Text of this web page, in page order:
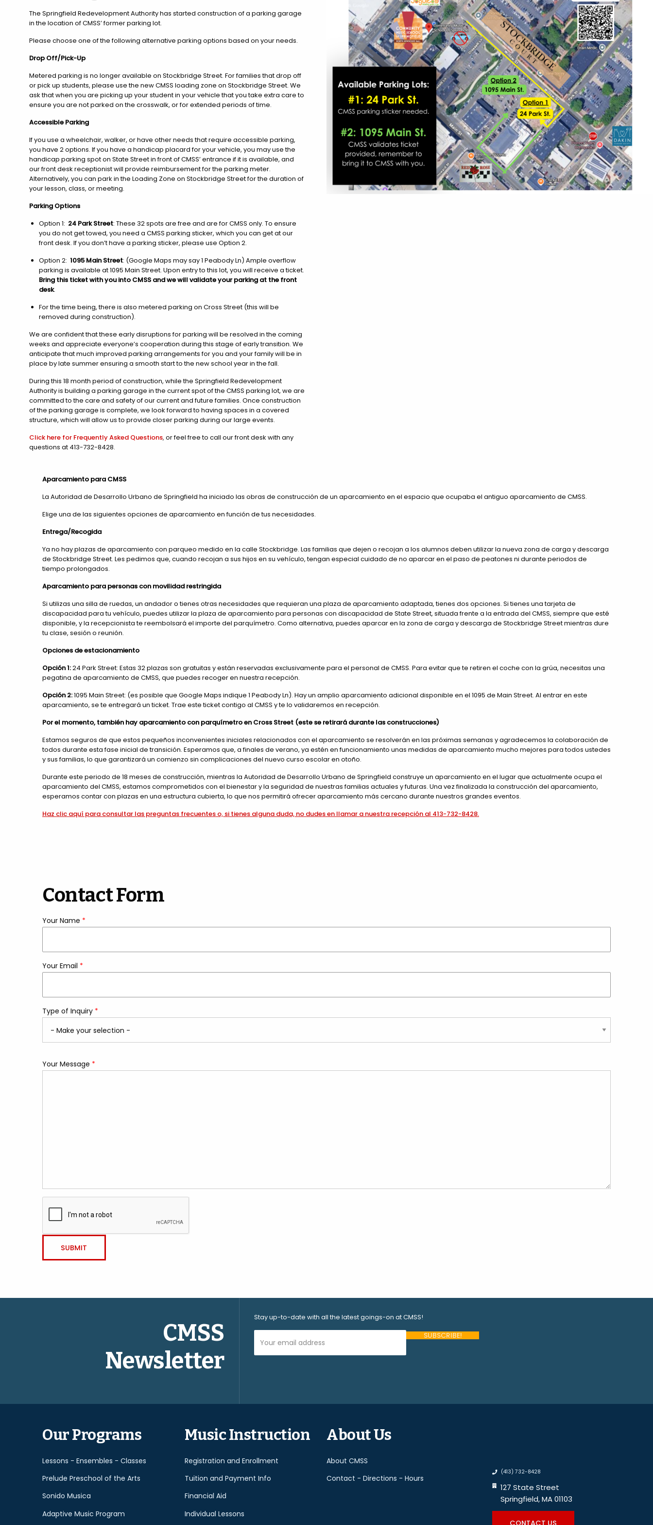
The Springfield Redevelopment Authority has started construction of a parking garage
in the location of CMSS’ former parking lot.
Please choose one of the following alternative parking options based on your needs.
Drop Off/Pick-Up
Metered parking is no longer available on Stockbridge Street. For families that drop off
or pick up students, please use the new CMSS loading zone on Stockbridge Street. We
ask that when you are picking up your student in your vehicle that you take extra care to
ensure you are not parked on the crosswalk, or for extended periods of time.
Accessible Parking
If you use a wheelchair, walker, or have other needs that require accessible parking,
you have 2 options. If you have a handicap placard for your vehicle, you may use the
handicap parking spot on State Street in front of CMSS’ entrance if it is available, and
our front desk receptionist will provide reimbursement for the parking meter.
Alternatively, you can park in the Loading Zone on Stockbridge Street for the duration of
your lesson, class, or meeting.
Parking Options
Option 1: 24 Park Street: These 32 spots are free and are for CMSS only. To ensure
you do not get towed, you need a CMSS parking sticker, which you can get at our
front desk. If you don’t have a parking sticker, please use Option 2.
Option 2: 1095 Main Street: (Google Maps may say 1 Peabody Ln) Ample overflow
parking is available at 1095 Main Street. Upon entry to this lot, you will receive a ticket.
Bring this ticket with you into CMSS and we will validate your parking at the front
desk.
For the time being, there is also metered parking on Cross Street (this will be
removed during construction).
We are confident that these early disruptions for parking will be resolved in the coming
weeks and appreciate everyone’s cooperation during this stage of early transition. We
anticipate that much improved parking arrangements for you and your family will be in
place by late summer ensuring a smooth start to the new school year in the fall.
During this 18 month period of construction, while the Springfield Redevelopment
Authority is building a parking garage in the current spot of the CMSS parking lot, we are
committed to the care and safety of our current and future families. Once construction
of the parking garage is complete, we look forward to having spaces in a covered
structure, which will allow us to provide closer parking during our large events.
Click here for Frequently Asked Questions, or feel free to call our front desk with any
questions at 413-732-8428.
Aparcamiento para CMSS
La Autoridad de Desarrollo Urbano de Springfield ha iniciado las obras de construcción de un aparcamiento en el espacio que ocupaba el antiguo aparcamiento de CMSS.
Elige una de las siguientes opciones de aparcamiento en función de tus necesidades.
Entrega/Recogida
Ya no hay plazas de aparcamiento con parqueo medido en la calle Stockbridge. Las familias que dejen o recojan a los alumnos deben utilizar la nueva zona de carga y descarga
de Stockbridge Street. Les pedimos que, cuando recojan a sus hijos en su vehículo, tengan especial cuidado de no aparcar en el paso de peatones ni durante periodos de
tiempo prolongados.
Aparcamiento para personas con movilidad restringida
Si utilizas una silla de ruedas, un andador o tienes otras necesidades que requieran una plaza de aparcamiento adaptada, tienes dos opciones. Si tienes una tarjeta de
discapacidad para tu vehículo, puedes utilizar la plaza de aparcamiento para personas con discapacidad de State Street, situada frente a la entrada del CMSS, siempre que esté
disponible, y la recepcionista te reembolsará el importe del parquímetro. Como alternativa, puedes aparcar en la zona de carga y descarga de Stockbridge Street mientras dure
tu clase, sesión o reunión.
Opciones de estacionamiento
Opción 1:24 Park Street: Estas 32 plazas son gratuitas y están reservadas exclusivamente para el personal de CMSS. Para evitar que te retiren el coche con la grúa, necesitas una
pegatina de aparcamiento de CMSS, que puedes recoger en nuestra recepción.
Opción 2:1095 Main Street: (es posible que Google Maps indique 1 Peabody Ln). Hay un amplio aparcamiento adicional disponible en el 1095 de Main Street. Al entrar en este
aparcamiento, se te entregará un ticket. Trae este ticket contigo al CMSS y te lo validaremos en recepción.
Por el momento, también hay aparcamiento con parquímetro en Cross Street (este se retirará durante las construcciones)
Estamos seguros de que estos pequeños inconvenientes iniciales relacionados con el aparcamiento se resolverán en las próximas semanas y agradecemos la colaboración de
todos durante esta fase inicial de transición. Esperamos que, a finales de verano, ya estén en funcionamiento unas medidas de aparcamiento mucho mejores para todos ustedes
y sus familias, lo que garantizará un comienzo sin complicaciones del nuevo curso escolar en otoño.
Durante este periodo de 18 meses de construcción, mientras la Autoridad de Desarrollo Urbano de Springfield construye un aparcamiento en el lugar que actualmente ocupa el
aparcamiento del CMSS, estamos comprometidos con el bienestar y la seguridad de nuestras familias actuales y futuras. Una vez finalizada la construcción del aparcamiento,
esperamos contar con plazas en una estructura cubierta, lo que nos permitirá ofrecer aparcamiento más cercano durante nuestros grandes eventos.
Haz clic aquí para consultar las preguntas frecuentes o, si tienes alguna duda, no dudes en llamar a nuestra recepción al 413-732-8428.
Contact Form
Your Name *
Your Email *
Type of Inquiry *
Your Message *
CMSS
Newsletter
Stay up-to-date with all the latest goings-on at CMSS!
this
empty.
Our Programs
Lessons - Ensembles - Classes
Prelude Preschool of the Arts
Sonido Musica
Adaptive Music Program
Music Instruction
Registration and Enrollment
Tuition and Payment Info
Financial Aid
Individual Lessons
About Us
About CMSS
Contact - Directions - Hours
(413) 732-8428
127 State Street
Springfield, MA 01103
CONTACT US